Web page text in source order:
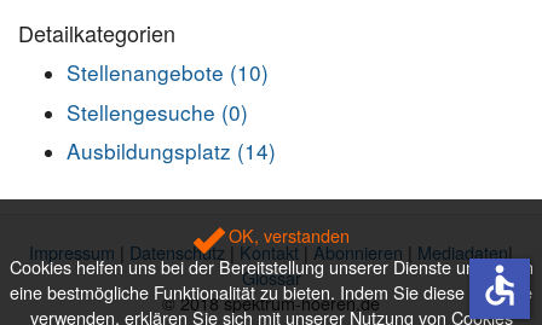
Detailkategorien
Stellenangebote (10)
Stellengesuche (0)
Ausbildungsplatz (14)
Impressum | Datenschutz |Kontakt|Abonnieren | Mediadaten|
Glossar
© 2018 spektrum-hoeren.de
OK, verstanden
Cookies helfen uns bei der Bereitstellung unserer Dienste und Ihnen
eine bestmögliche Funktionalität zu bieten. Indem Sie diese Website
verwenden, erklären Sie sich mit unserer Nutzung von Cookies
accessible